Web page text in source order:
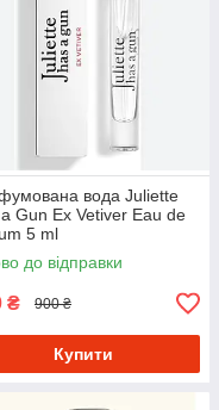
вода Juliette
Gun Ex Vetiver Eau de
5 ml
до відправки
₴ 900 ₴
Купити